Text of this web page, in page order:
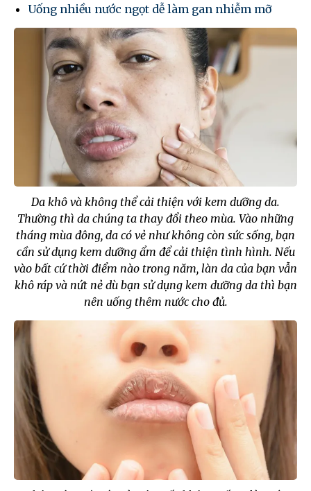
Uống nhiều nước ngọt dễ làm gan nhiễm mỡ
Da khô và không thể cải thiện với kem dưỡng da.
Thường thì da chúng ta thay đổi theo mùa. Vào những
tháng mùa đông, da có vẻ như không còn sức sống, bạn
cần sử dụng kem dưỡng ẩm để cải thiện tình hình. Nếu
vào bất cứ thời điểm nào trong năm, làn da của bạn vẫn
khô ráp và nứt nẻ dù bạn sử dụng kem dưỡng da thì bạn
nên uống thêm nước cho đủ.